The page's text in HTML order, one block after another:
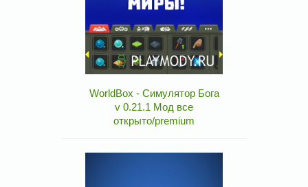
WorldBox - Симулятор Бога
v 0.21.1 Мод все
открыто/premium